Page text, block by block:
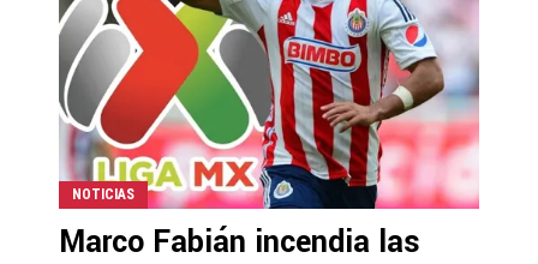
NOTICIAS
Marco Fabián incendia las